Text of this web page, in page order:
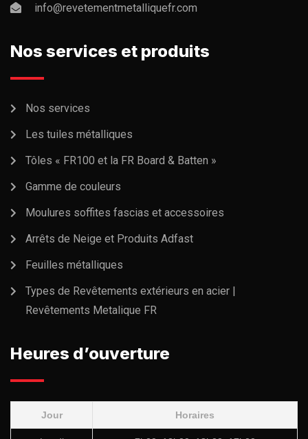
info@revetementmetalliquefr.com
Nos services et produits
Nos services
Les tuiles métalliques
Tôles « FR100 et la FR Board & Batten »
Gamme de couleurs
Moulures soffites fascias et accessoires
Arrêts de Neige et Produits Adfast
Feuilles métalliques
Types de Revêtements extérieurs en acier |
Revêtements Metalique FR
Heures d’ouverture
Jour Horaires